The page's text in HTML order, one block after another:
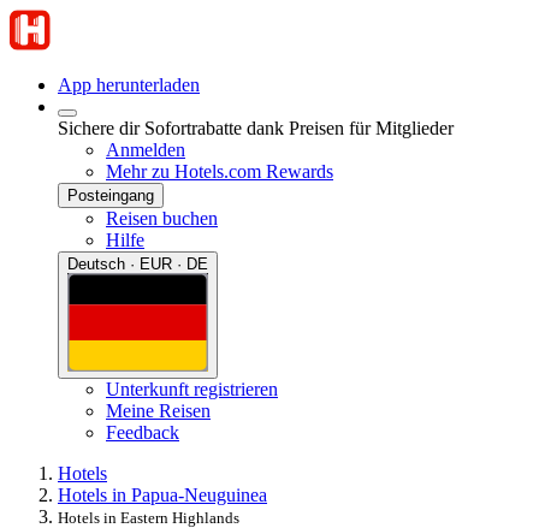
App herunterladen
Sichere dir Sofortrabatte dank Preisen für Mitglieder
Anmelden
Mehr zu Hotels.com Rewards
Posteingang
Reisen buchen
Hilfe
Deutsch · EUR · DE
Unterkunft registrieren
Meine Reisen
Feedback
Hotels
Hotels in Papua-Neuguinea
Hotels in Eastern Highlands